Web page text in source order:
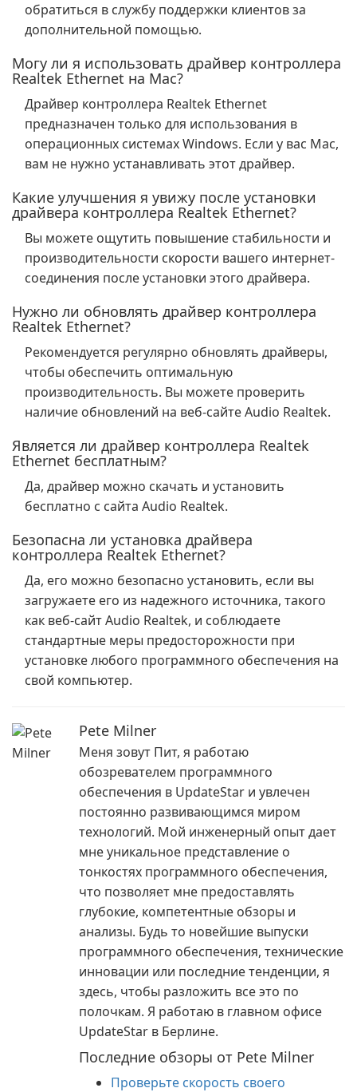
обратиться в службу поддержки клиентов за
дополнительной помощью.
Могу ли я использовать драйвер контроллера
Realtek Ethernet на Mac?
Драйвер контроллера Realtek Ethernet
предназначен только для использования в
операционных системах Windows. Если у вас Mac,
вам не нужно устанавливать этот драйвер.
Какие улучшения я увижу после установки
драйвера контроллера Realtek Ethernet?
Вы можете ощутить повышение стабильности и
производительности скорости вашего интернет-
соединения после установки этого драйвера.
Нужно ли обновлять драйвер контроллера
Realtek Ethernet?
Рекомендуется регулярно обновлять драйверы,
чтобы обеспечить оптимальную
производительность. Вы можете проверить
наличие обновлений на веб-сайте Audio Realtek.
Является ли драйвер контроллера Realtek
Ethernet бесплатным?
Да, драйвер можно скачать и установить
бесплатно с сайта Audio Realtek.
Безопасна ли установка драйвера
контроллера Realtek Ethernet?
Да, его можно безопасно установить, если вы
загружаете его из надежного источника, такого
как веб-сайт Audio Realtek, и соблюдаете
стандартные меры предосторожности при
установке любого программного обеспечения на
свой компьютер.
Pete Milner
Меня зовут Пит, я работаю
обозревателем программного
обеспечения в UpdateStar и увлечен
постоянно развивающимся миром
технологий. Мой инженерный опыт дает
мне уникальное представление о
тонкостях программного обеспечения,
что позволяет мне предоставлять
глубокие, компетентные обзоры и
анализы. Будь то новейшие выпуски
программного обеспечения, технические
инновации или последние тенденции, я
здесь, чтобы разложить все это по
полочкам. Я работаю в главном офисе
UpdateStar в Берлине.
Последние обзоры от Pete Milner
Проверьте скорость своего